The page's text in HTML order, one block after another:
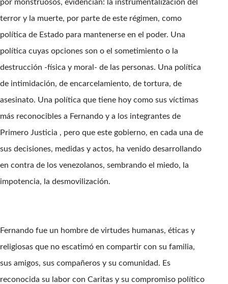
por monstruosos, evidencian: la instrumentalización del
terror y la muerte, por parte de este régimen, como
política de Estado para mantenerse en el poder. Una
política cuyas opciones son o el sometimiento o la
destrucción -física y moral- de las personas. Una política
de intimidación, de encarcelamiento, de tortura, de
asesinato. Una política que tiene hoy como sus víctimas
más reconocibles a Fernando y a los integrantes de
Primero Justicia , pero que este gobierno, en cada una de
sus decisiones, medidas y actos, ha venido desarrollando
en contra de los venezolanos, sembrando el miedo, la
impotencia, la desmovilización.
Fernando fue un hombre de virtudes humanas, éticas y
religiosas que no escatimó en compartir con su familia,
sus amigos, sus compañeros y su comunidad. Es
reconocida su labor con Caritas y su compromiso político